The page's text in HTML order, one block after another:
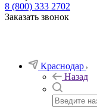
8 (800) 333 2702
Заказать звонок
Краснодар
Назад